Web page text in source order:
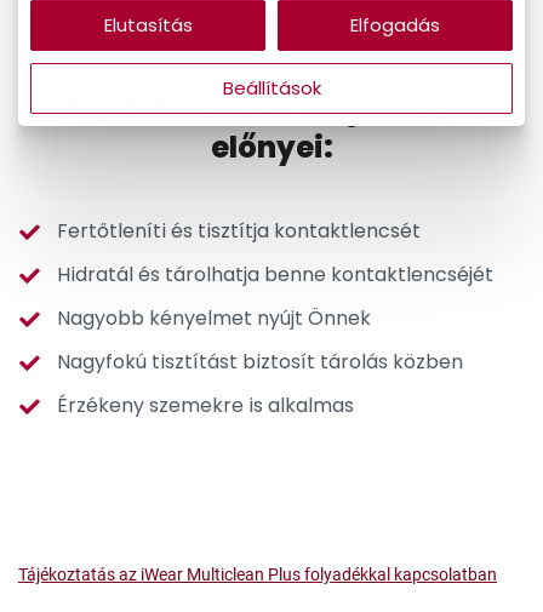
Kontaktlencse-folyadékok
előnyei:
Fertőtleníti és tisztítja kontaktlencsét
Hidratál és tárolhatja benne kontaktlencséjét
Nagyobb kényelmet nyújt Önnek
Nagyfokú tisztítást biztosít tárolás közben
Érzékeny szemekre is alkalmas
Tájékoztatás az iWear Multiclean Plus folyadékkal kapcsolatban
Beállítások
Elutasítás Elfogadás